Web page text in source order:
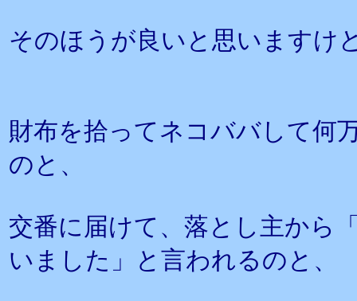
そのほうが良いと思いますけ
財布を拾ってネコババして何
のと、
交番に届けて、落とし主から
いました」と言われるのと、